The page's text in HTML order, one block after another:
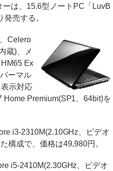
は、15.6型ノートPC「LuvB
売する。
Celero
蔵)、メ
Ex
ーマル
示対応
Premium(SP1、64bit)を
i3-2310M(2.10GHz、ビデオ
構成で、価格は49,980円。
i5-2410M(2.30GHz、ビデオ